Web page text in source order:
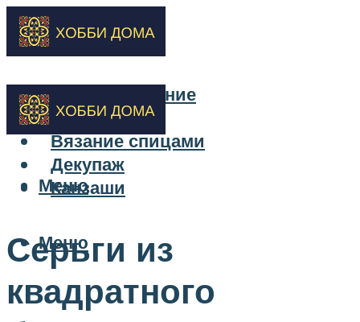
Бисероплетение
Вышивка
Вязание спицами
Декупаж
Канзаши
Меню
Меню
Серьги из
квадратного